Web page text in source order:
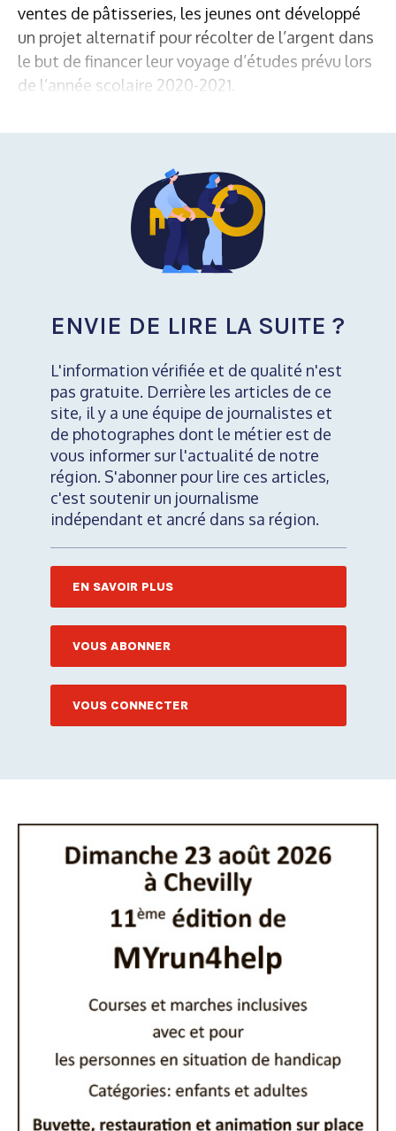
ventes de pâtisseries, les jeunes ont développé
un projet alternatif pour récolter de l’argent dans
le but de financer leur voyage d’études prévu lors
de l’année scolaire 2020-2021.
ENVIE DE LIRE LA SUITE ?
L'information vérifiée et de qualité n'est
pas gratuite. Derrière les articles de ce
site, il y a une équipe de journalistes et
de photographes dont le métier est de
vous informer sur l'actualité de notre
région. S'abonner pour lire ces articles,
c'est soutenir un journalisme
indépendant et ancré dans sa région.
EN SAVOIR PLUS
VOUS ABONNER
VOUS CONNECTER